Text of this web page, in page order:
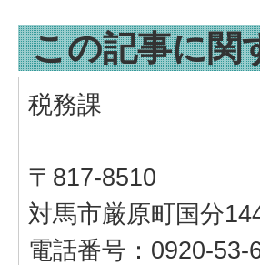
この記事に関
税務課
〒817-8510
対馬市厳原町国分
電話番号：0920-53-